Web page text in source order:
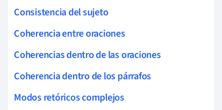
Consistencia del sujeto
Coherencia entre oraciones
Coherencias dentro de las oraciones
Coherencia dentro de los párrafos
Modos retóricos complejos